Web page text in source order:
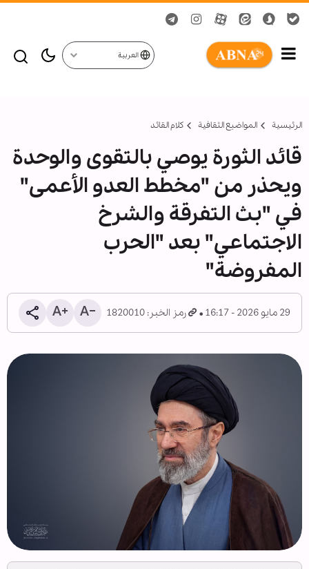
العربية
الرئيسية المواضیع الثقافية کلام القائد
قائد الثورة يوصي بالتقوى والوحدة
ويحذر من "مخطط العدو الأعمى"
في "بث التفرقة والشرخ
الاجتماعي" بعد "الحرب
المفروضة"
29 مايو 2026 - 16:17 رمز الخبر: 1820010